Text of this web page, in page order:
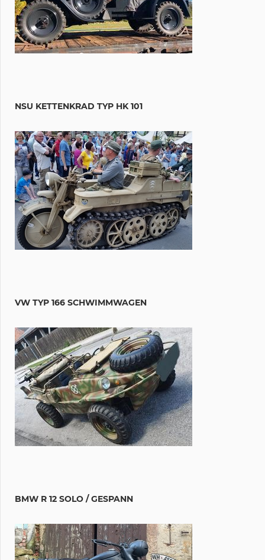
NSU KETTENKRAD TYP HK 101
VW TYP 166 SCHWIMMWAGEN
BMW R 12 SOLO / GESPANN